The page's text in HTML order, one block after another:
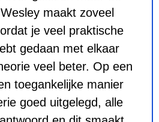
maakt zoveel
je veel praktische
gedaan met elkaar
veel beter. Op een
toegankelijke manier
goed uitgelegd, alle